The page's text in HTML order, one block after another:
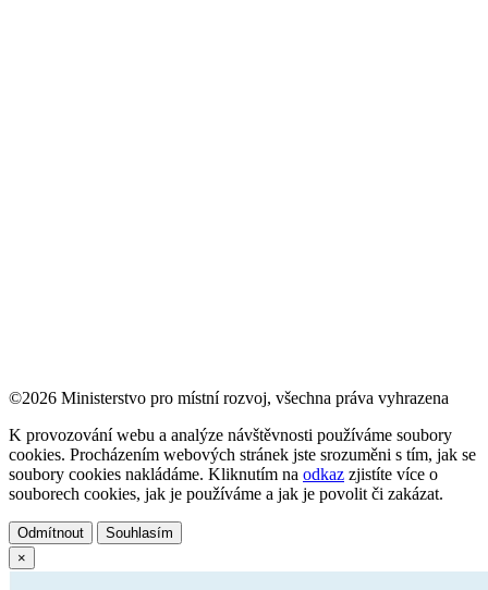
©2026 Ministerstvo pro místní rozvoj, všechna práva vyhrazena
K provozování webu a analýze návštěvnosti používáme soubory
cookies. Procházením webových stránek jste srozuměni s tím, jak se
soubory cookies nakládáme. Kliknutím na odkaz zjistíte více o
souborech cookies, jak je používáme a jak je povolit či zakázat.
Odmítnout
Souhlasím
×